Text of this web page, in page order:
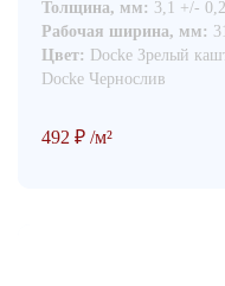
Толщина, мм: 3,1 +/- 0,2
Рабочая ширина, мм:
Цвет: Docke Зрелый
Docke Чернослив
492 ₽ /м²